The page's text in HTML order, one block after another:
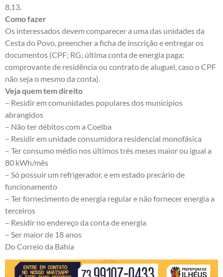
8,13.
Como fazer
Os interessados devem comparecer a uma das unidades da
Cesta do Povo, preencher a ficha de inscrição e entregar os
documentos (CPF; RG; última conta de energia paga;
comprovante de residência ou contrato de aluguel, caso o CPF
não seja o mesmo da conta).
Veja quem tem direito
– Residir em comunidades populares dos municípios
abrangidos
– Não ter débitos com a Coelba
– Residir em unidade consumidora residencial monofásica
– Ter consumo médio nos últimos três meses maior ou igual a
80 kWh/mês
– Só possuir um refrigerador, e em estado precário de
funcionamento
– Ter fornecimento de energia regular e não fornecer energia a
terceiros
– Residir no endereço da conta de energia
– Ser maior de 18 anos
Do Correio da Bahia